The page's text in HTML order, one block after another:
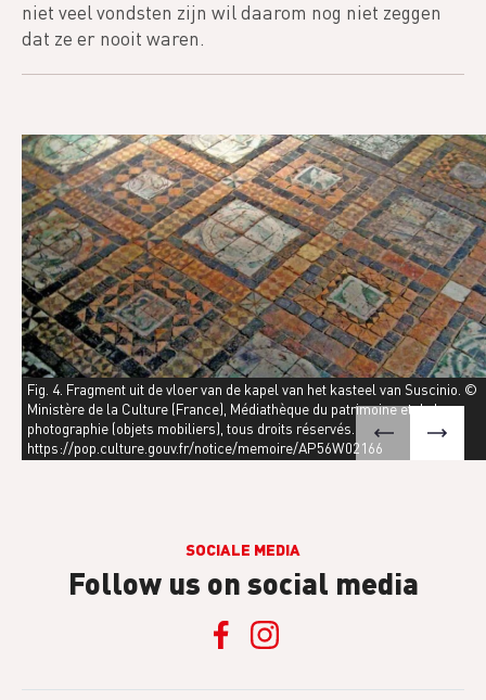
niet veel vondsten zijn wil daarom nog niet zeggen
dat ze er nooit waren.
Fig. 4. Fragment uit de vloer van de kapel van het kasteel van Suscinio. ©
Ministère de la Culture (France), Médiathèque du patrimoine et de la
photographie (objets mobiliers), tous droits réservés.
https://pop.culture.gouv.fr/notice/memoire/AP56W02166
SOCIALE MEDIA
Follow us on social media